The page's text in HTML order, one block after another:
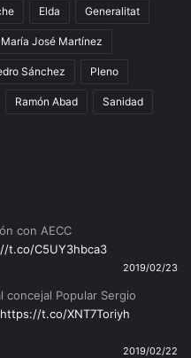
Elda Generalitat
María José Martínez
Sánchez Pleno
Ramón Abad Sanidad
con AECC
t.co/C5UY3hbca3
2019/02/23
concejal Popular Sergio
https://t.co/XNT7Toriyh
2019/02/22